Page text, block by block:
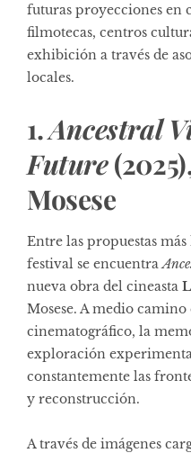
futuras proyecciones en
filmotecas, centros
exhibición a través de
locales.
1.Ancestral
Future
Mosese
Entre las propuestas
festival se encuentra
nueva obra del cineasta
Mosese. A medio
cinematográfico, la
exploración
constantemente las
y reconstrucción.
A través de imágenes